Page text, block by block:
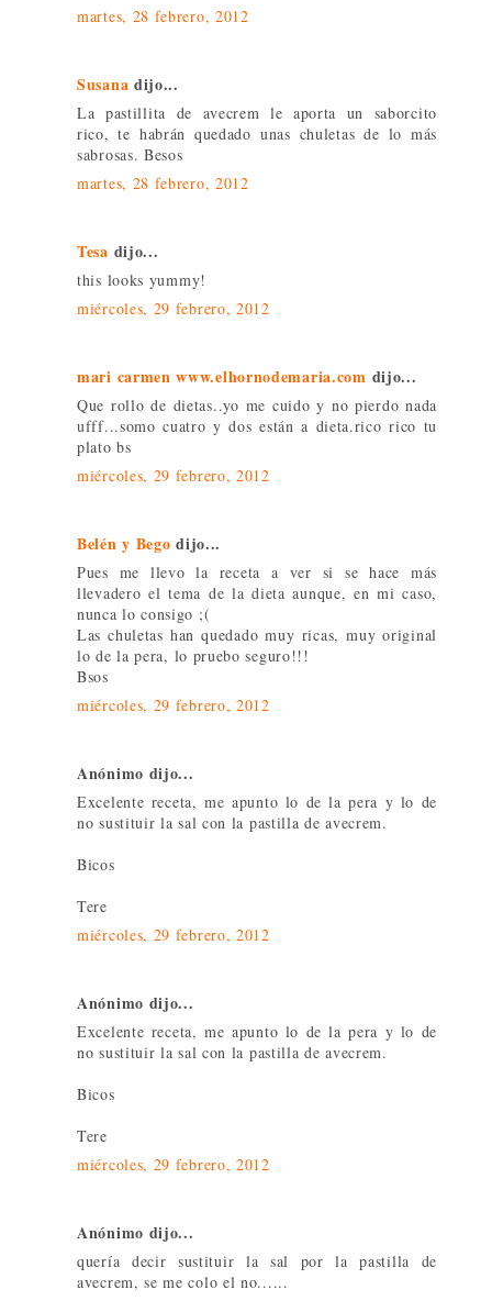
martes, 28 febrero, 2012
Susana dijo...
La pastillita de avecrem le aporta un saborcito
rico, te habrán quedado unas chuletas de lo más
sabrosas. Besos
martes, 28 febrero, 2012
Tesa dijo...
this looks yummy!
miércoles, 29 febrero, 2012
mari carmen www.elhornodemaria.com dijo...
Que rollo de dietas..yo me cuido y no pierdo nada
ufff...somo cuatro y dos están a dieta.rico rico tu
plato bs
miércoles, 29 febrero, 2012
Belén y Bego dijo...
Pues me llevo la receta a ver si se hace más
llevadero el tema de la dieta aunque, en mi caso,
nunca lo consigo ;(
Las chuletas han quedado muy ricas, muy original
lo de la pera, lo pruebo seguro!!!
Bsos
miércoles, 29 febrero, 2012
Anónimo dijo...
Excelente receta, me apunto lo de la pera y lo de
no sustituir la sal con la pastilla de avecrem.
Bicos
Tere
miércoles, 29 febrero, 2012
Anónimo dijo...
Excelente receta, me apunto lo de la pera y lo de
no sustituir la sal con la pastilla de avecrem.
Bicos
Tere
miércoles, 29 febrero, 2012
Anónimo dijo...
quería decir sustituir la sal por la pastilla de
avecrem, se me colo el no......